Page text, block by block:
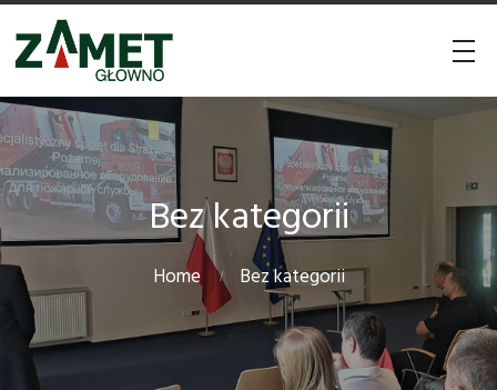
Bez kategorii
Home Bez kategorii